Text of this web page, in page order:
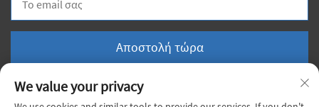
Αποστολή τώρα
We value your privacy